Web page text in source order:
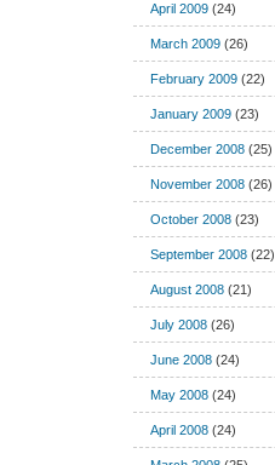
April 2009 (24)
March 2009 (26)
February 2009 (22)
January 2009 (23)
December 2008 (25)
November 2008 (26)
October 2008 (23)
September 2008 (22)
August 2008 (21)
July 2008 (26)
June 2008 (24)
May 2008 (24)
April 2008 (24)